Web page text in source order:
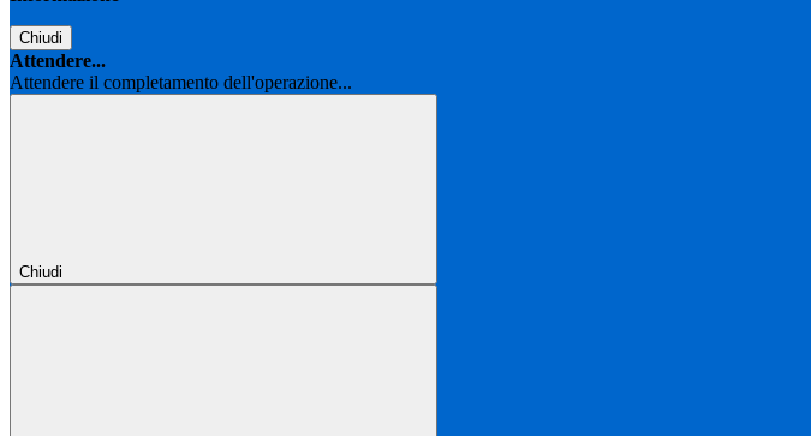
Chiudi
Attendere...
Attendere il completamento dell'operazione...
Chiudi